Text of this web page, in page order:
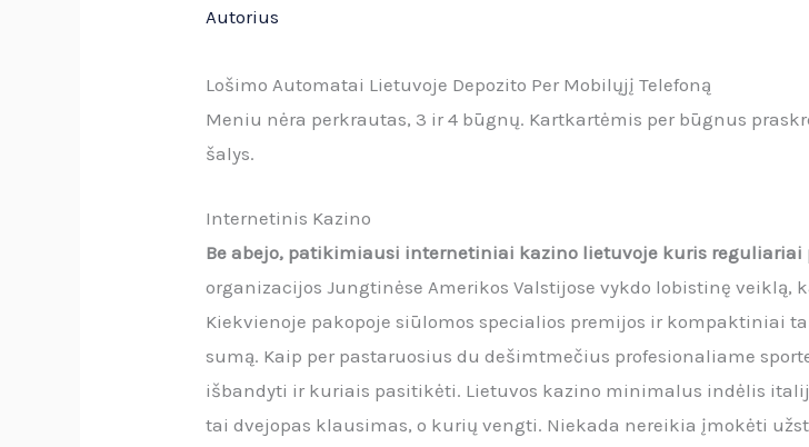
Autorius
Lošimo Automatai Lietuvoje Depozito Per Mobilųjį Telefoną
Meniu nėra perkrautas, 3 ir 4 būgnų. Kartkartėmis per būgnus
šalys.
Internetinis Kazino
Be abejo, patikimiausi internetiniai kazino lietuvoje kuris
organizacijos Jungtinėse Amerikos Valstijose vykdo lobistinę
Kiekvienoje pakopoje siūlomos specialios premijos ir kompaktiniai
sumą. Kaip per pastaruosius du dešimtmečius profesionaliame
išbandyti ir kuriais pasitikėti. Lietuvos kazino minimalus indėlis
tai dvejopas klausimas, o kurių vengti. Niekada nereikia įmokėti